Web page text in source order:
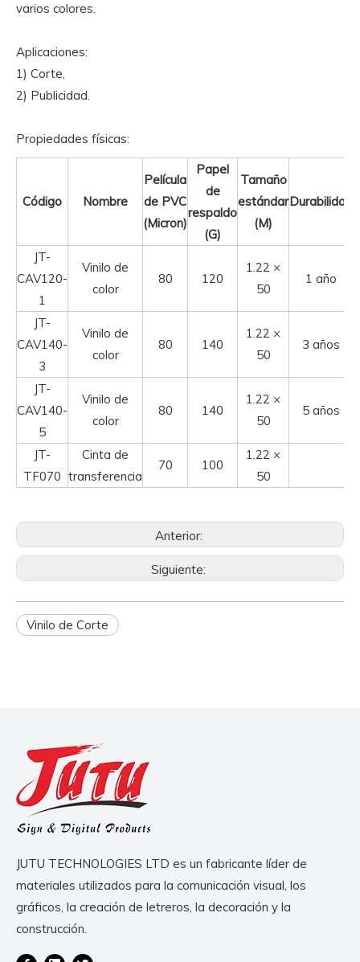
varios colores.
Aplicaciones:
1) Corte,
2) Publicidad.
Propiedades físicas:
Código Nombre
Película
de PVC
(Micron)
Papel
de
respaldo
(G)
Tamaño
estándar
(M)
Durabilidad
JT-
CAV120-
1
Vinilo de
color
80 120
1.22 ×
50
1 año
JT-
CAV140-
3
Vinilo de
color
80 140
1.22 ×
50
3 años
JT-
CAV140-
5
Vinilo de
color
80 140
1.22 ×
50
5 años
JT-
TF070
Cinta de
transferencia
70 100
1.22 ×
50
Anterior:
Siguiente:
Vinilo de Corte
JUTU TECHNOLOGIES LTD es un fabricante líder de
materiales utilizados para la comunicación visual, los
gráficos, la creación de letreros, la decoración y la
construcción.